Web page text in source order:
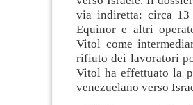
via indiretta: circa
Equinor e altri
Vitol come
rifiuto dei lavoratori
Vitol ha effettuato la
venezuelano verso